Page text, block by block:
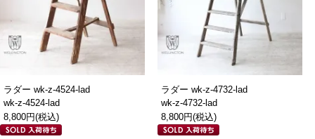
ラダー wk-z-4524-lad
wk-z-4524-lad
8,800円(税込)
ラダー wk-z-4732-lad
wk-z-4732-lad
8,800円(税込)